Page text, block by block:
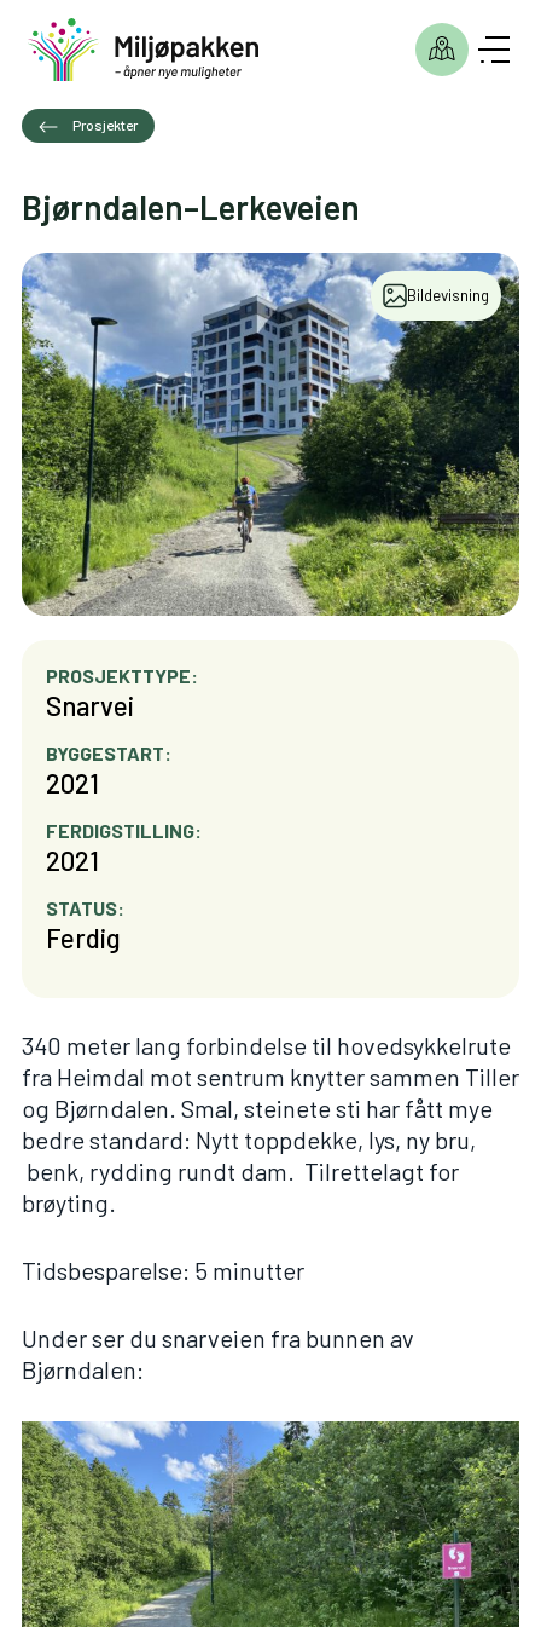
Prosjekter
Bjørndalen–Lerkeveien
Bildevisning
PROSJEKTTYPE:
Snarvei
BYGGESTART:
2021
FERDIGSTILLING:
2021
STATUS:
Ferdig
340 meter lang forbindelse til hovedsykkelrute
fra Heimdal mot sentrum knytter sammen Tiller
og Bjørndalen. Smal, steinete sti har fått mye
bedre standard: Nytt toppdekke, lys, ny bru,
benk, rydding rundt dam. Tilrettelagt for
brøyting.
Tidsbesparelse: 5 minutter
Under ser du snarveien fra bunnen av
Bjørndalen: